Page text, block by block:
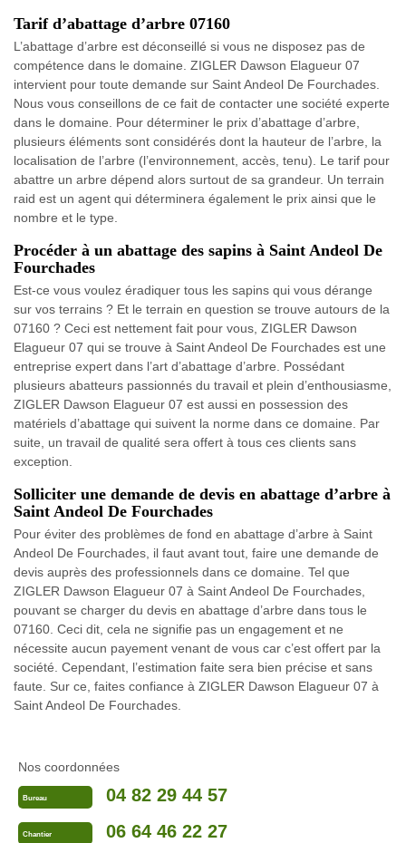
Tarif d’abattage d’arbre 07160
L’abattage d’arbre est déconseillé si vous ne disposez pas de
compétence dans le domaine. ZIGLER Dawson Elagueur 07
intervient pour toute demande sur Saint Andeol De Fourchades.
Nous vous conseillons de ce fait de contacter une société experte
dans le domaine. Pour déterminer le prix d’abattage d’arbre,
plusieurs éléments sont considérés dont la hauteur de l’arbre, la
localisation de l’arbre (l’environnement, accès, tenu). Le tarif pour
abattre un arbre dépend alors surtout de sa grandeur. Un terrain
raid est un agent qui déterminera également le prix ainsi que le
nombre et le type.
Procéder à un abattage des sapins à Saint Andeol De
Fourchades
Est-ce vous voulez éradiquer tous les sapins qui vous dérange
sur vos terrains ? Et le terrain en question se trouve autours de la
07160 ? Ceci est nettement fait pour vous, ZIGLER Dawson
Elagueur 07 qui se trouve à Saint Andeol De Fourchades est une
entreprise expert dans l’art d’abattage d’arbre. Possédant
plusieurs abatteurs passionnés du travail et plein d’enthousiasme,
ZIGLER Dawson Elagueur 07 est aussi en possession des
matériels d’abattage qui suivent la norme dans ce domaine. Par
suite, un travail de qualité sera offert à tous ces clients sans
exception.
Solliciter une demande de devis en abattage d’arbre à
Saint Andeol De Fourchades
Pour éviter des problèmes de fond en abattage d’arbre à Saint
Andeol De Fourchades, il faut avant tout, faire une demande de
devis auprès des professionnels dans ce domaine. Tel que
ZIGLER Dawson Elagueur 07 à Saint Andeol De Fourchades,
pouvant se charger du devis en abattage d’arbre dans tous le
07160. Ceci dit, cela ne signifie pas un engagement et ne
nécessite aucun payement venant de vous car c’est offert par la
société. Cependant, l’estimation faite sera bien précise et sans
faute. Sur ce, faites confiance à ZIGLER Dawson Elagueur 07 à
Saint Andeol De Fourchades.
Nos coordonnées
Bureau 04 82 29 44 57
Chantier 06 64 46 22 27